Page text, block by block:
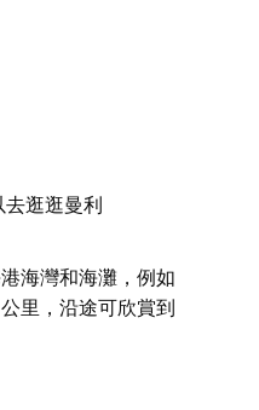
逛逛曼利
海灣和海灘，例如
里，沿途可欣賞到